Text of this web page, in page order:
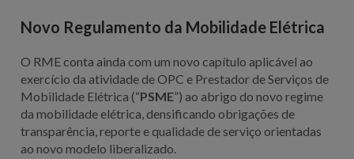
Novo Regulamento da Mobilidade Elétrica
O RME conta ainda com um novo capítulo aplicável ao
exercício da atividade de OPC e Prestador de Serviços de
Mobilidade Elétrica (“PSME”) ao abrigo do novo regime
da mobilidade elétrica, densificando obrigações de
transparência, reporte e qualidade de serviço orientadas
ao novo modelo liberalizado.